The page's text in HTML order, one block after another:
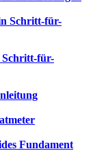
Schritt-für-
Schritt-für-
Fundament